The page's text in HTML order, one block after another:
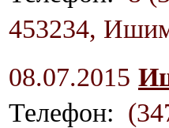
453234,
08.07.2015
Телефон: